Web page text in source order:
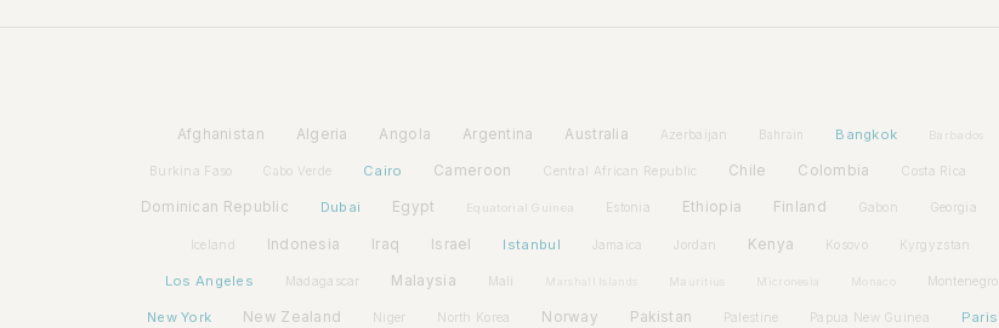
Afghanistan Algeria Angola Argentina Australia Azerbaijan Bahrain Bangkok Barbados
Burkina Faso Cabo Verde Cairo Cameroon Central African Republic Chile Colombia Costa Rica
Dominican Republic Dubai Egypt Equatorial Guinea Estonia Ethiopia Finland Gabon Georgia
Iceland Indonesia Iraq Israel Istanbul Jamaica Jordan Kenya Kosovo Kyrgyzstan
Los Angeles Madagascar Malaysia Mali Mauritius Micronesia Monaco Montenegro
New York New Zealand Niger North Korea Norway Pakistan Palestine Papua New Guinea Paris